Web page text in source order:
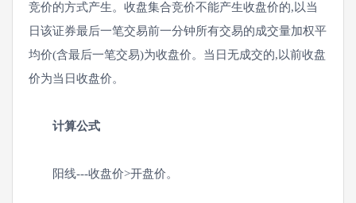
竞价的方式产生。收盘集合竞价不能产生收盘价的,以当
日该证券最后一笔交易前一分钟所有交易的成交量加权平
均价(含最后一笔交易)为收盘价。当日无成交的,以前收盘
价为当日收盘价。
计算公式
阳线---收盘价>开盘价。